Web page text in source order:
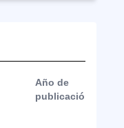
Año de
publicación